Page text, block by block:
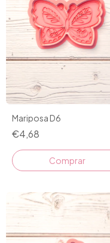
Mariposa D6
€4,68
Comprar